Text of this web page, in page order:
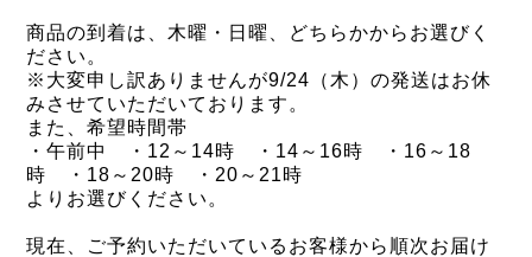
商品の到着は、木曜・日曜、どちらかからお選びく
ださい。
※大変申し訳ありませんが9/24（木）の発送はお休
みさせていただいております。
また、希望時間帯
・午前中 ・12～14時 ・14～16時 ・16～18
時 ・18～20時 ・20～21時
よりお選びください。
現在、ご予約いただいているお客様から順次お届け